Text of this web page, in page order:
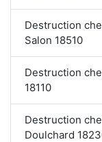
Destruction
Salon 18510
Destruction
18110
Destruction
Doulchard